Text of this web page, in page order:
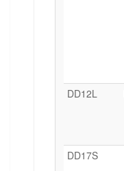
DD12L
DD17S